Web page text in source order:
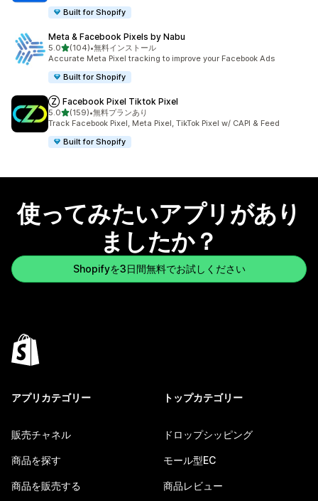
Built for Shopify
Meta & Facebook Pixels by Nabu
5.05つ星中
(104)
合計レビュー数：104件
•無料インストール
Accurate Meta Pixel tracking to improve your Facebook Ads
Built for Shopify
Ⓩ Facebook Pixel Tiktok Pixel
5.05つ星中
(159)
合計レビュー数：159件
•無料プランあり
Track Facebook Pixel, Meta Pixel, TikTok Pixel w/ CAPI & Feed
Built for Shopify
使ってみたいアプリがあり
ましたか？
Shopifyを3日間無料でお試しください
アプリカテゴリー
販売チャネル
商品を探す
商品を販売する
トップカテゴリー
ドロップシッピング
モール型EC
商品レビュー